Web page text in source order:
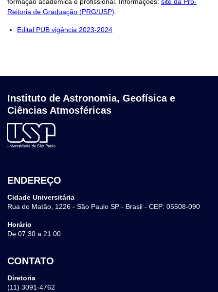
Reitoria de Graduação (PRG/USP)
Edital PUB vigência 2023-2024
Instituto de Astronomia, Geofísica e
Ciências Atmosféricas
ENDEREÇO
Cidade Universitária
Rua do Matão, 1226 - São Paulo SP - Brasil - CEP: 05508-090
Horário
De 07:30 a 21:00
CONTATO
Diretoria
(11) 3091-4762